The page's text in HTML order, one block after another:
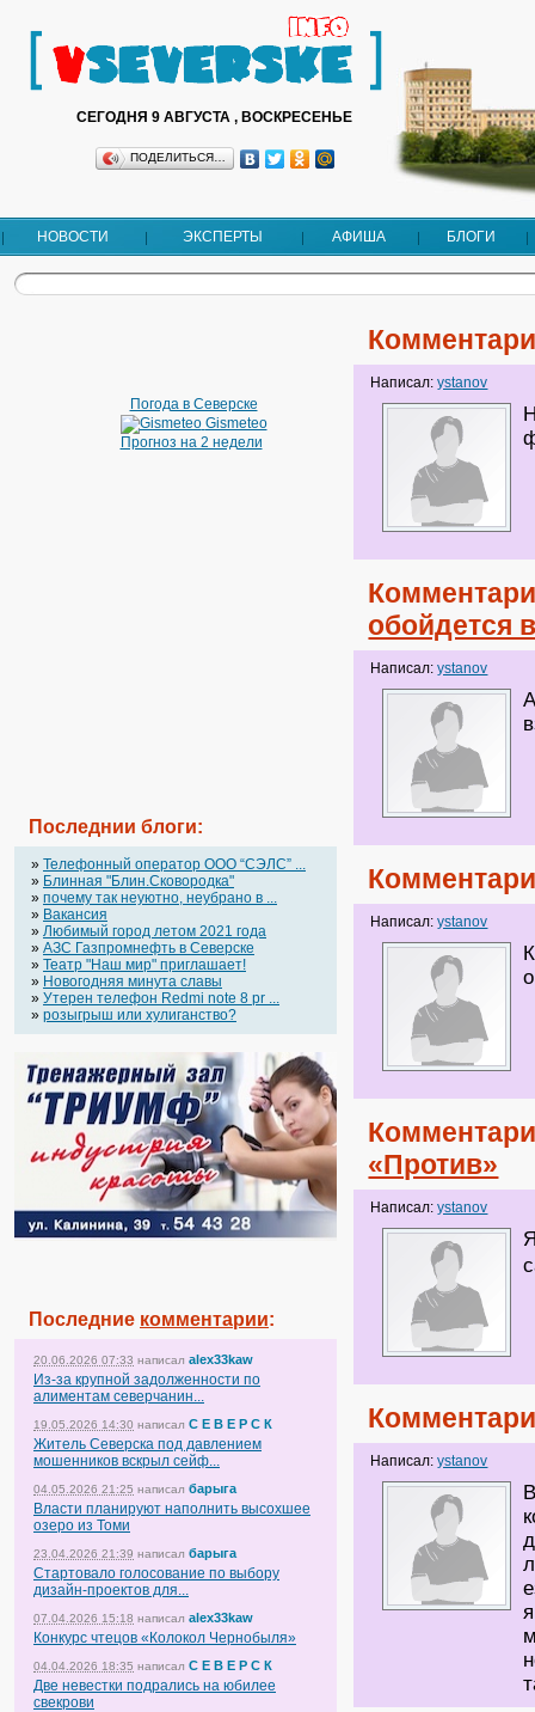
СЕГОДНЯ 9 АВГУСТА , ВОСКРЕСЕНЬЕ
ПОДЕЛИТЬСЯ…
НОВОСТИ ЭКСПЕРТЫ АФИША БЛОГИ
Погода в Северске
Gismeteo
Прогноз на 2 недели
Последнии блоги:
» Телефонный оператор OOO “СЭЛС” ...
» Блинная "Блин.Сковородка"
» почему так неуютно, неубрано в ...
» Вакансия
» Любимый город летом 2021 года
» АЗС Газпромнефть в Северске
» Театр "Наш мир" приглашает!
» Новогодняя минута славы
» Утерен телефон Redmi note 8 pr ...
» розыгрыш или хулиганство?
Последние комментарии:
20.06.2026 07:33 написал alex33kaw
Из-за крупной задолженности по
алиментам северчанин...
19.05.2026 14:30 написал С Е В Е Р С К
Житель Северска под давлением
мошенников вскрыл сейф...
04.05.2026 21:25 написал барыга
Власти планируют наполнить высохшее
озеро из Томи
23.04.2026 21:39 написал барыга
Стартовало голосование по выбору
дизайн-проектов для...
07.04.2026 15:18 написал alex33kaw
Конкурс чтецов «Колокол Чернобыля»
04.04.2026 18:35 написал С Е В Е Р С К
Две невестки подрались на юбилее
свекрови
Написал:ystanov
обойдется
Написал:ystanov
Написал:ystanov
«Против»
Написал:ystanov
Написал:ystanov